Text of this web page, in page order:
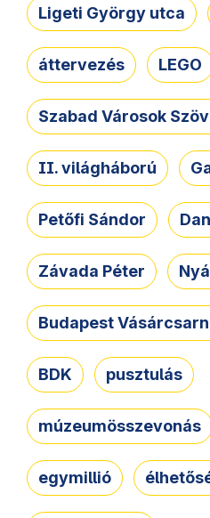
Ligeti György utca
áttervezés LEGO
Szabad Városok
II. világháború
Petőfi Sándor
Závada Péter
Budapest
BDK pusztulás
múzeumösszevonás
egymillió